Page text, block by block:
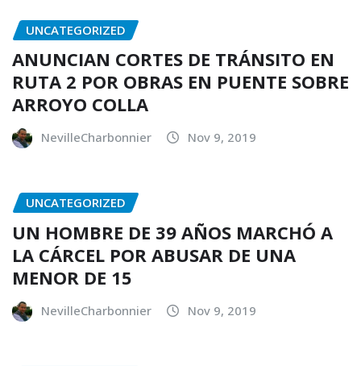
UNCATEGORIZED
ANUNCIAN CORTES DE TRÁNSITO EN
RUTA 2 POR OBRAS EN PUENTE SOBRE
ARROYO COLLA
NevilleCharbonnier Nov 9, 2019
UNCATEGORIZED
UN HOMBRE DE 39 AÑOS MARCHÓ A
LA CÁRCEL POR ABUSAR DE UNA
MENOR DE 15
NevilleCharbonnier Nov 9, 2019